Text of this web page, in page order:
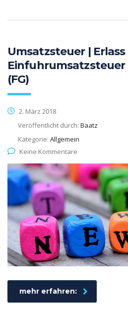
Umsatzsteuer | Erlass
Einfuhrumsatzsteuer
(FG)
2. März 2018
Veröffentlicht durch: Baatz
Kategorie: Allgemein
Keine Kommentare
mehr erfahren: